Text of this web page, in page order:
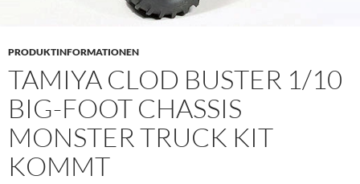
PRODUKTINFORMATIONEN
TAMIYA CLOD BUSTER 1/10
BIG-FOOT CHASSIS
MONSTER TRUCK KIT
KOMMT